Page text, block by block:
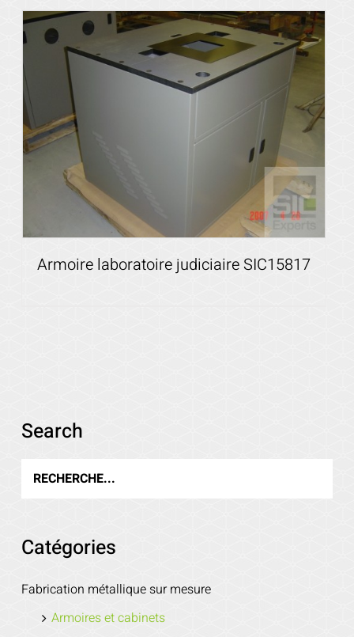
Voir les détails
Armoire laboratoire judiciaire SIC15817
Search
Catégories
Fabrication métallique sur mesure
Armoires et cabinets